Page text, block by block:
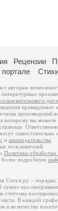
Рецензии
авторам
принадлежат
произведений
к которому вы можете
самостоятельно
изаконодательства
пользователей
Политики обработки
более подробную
Стихи.ру – порядка
сумме
счетчика
В каждой
и количество